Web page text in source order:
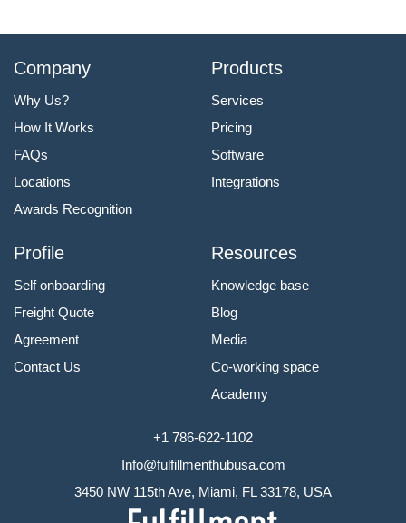
Company
Why Us?
How It Works
FAQs
Locations
Awards Recognition
Products
Services
Pricing
Software
Integrations
Profile
Self onboarding
Freight Quote
Agreement
Contact Us
Resources
Knowledge base
Blog
Media
Co-working space
Academy
+1 786-622-1102
Info@fulfillmenthubusa.com
3450 NW 115th Ave, Miami, FL 33178, USA